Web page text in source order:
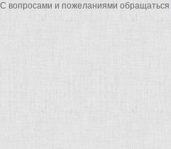
С вопросами и пожеланиями обращаться